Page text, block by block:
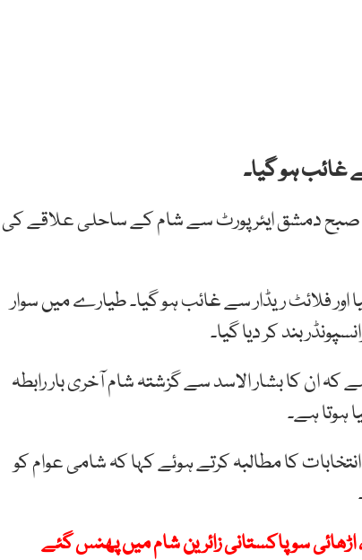
غائب ہو گیا۔
صبح دمشق ایئرپورٹ سے شام کے ساحلی علاقے کی
فلائٹ ریڈار سے غائب ہو گیا۔ طیارے میں سوار
بند کر دیا گیا۔
ان کا بشار الاسد سے گزشتہ شام آخری بار رابطہ
ہوتا ہے۔
کا مطالبہ کرتے ہوئے کہا کہ شامی عوام کو
سو پاکستانی زائرین شام میں پھنس گئے